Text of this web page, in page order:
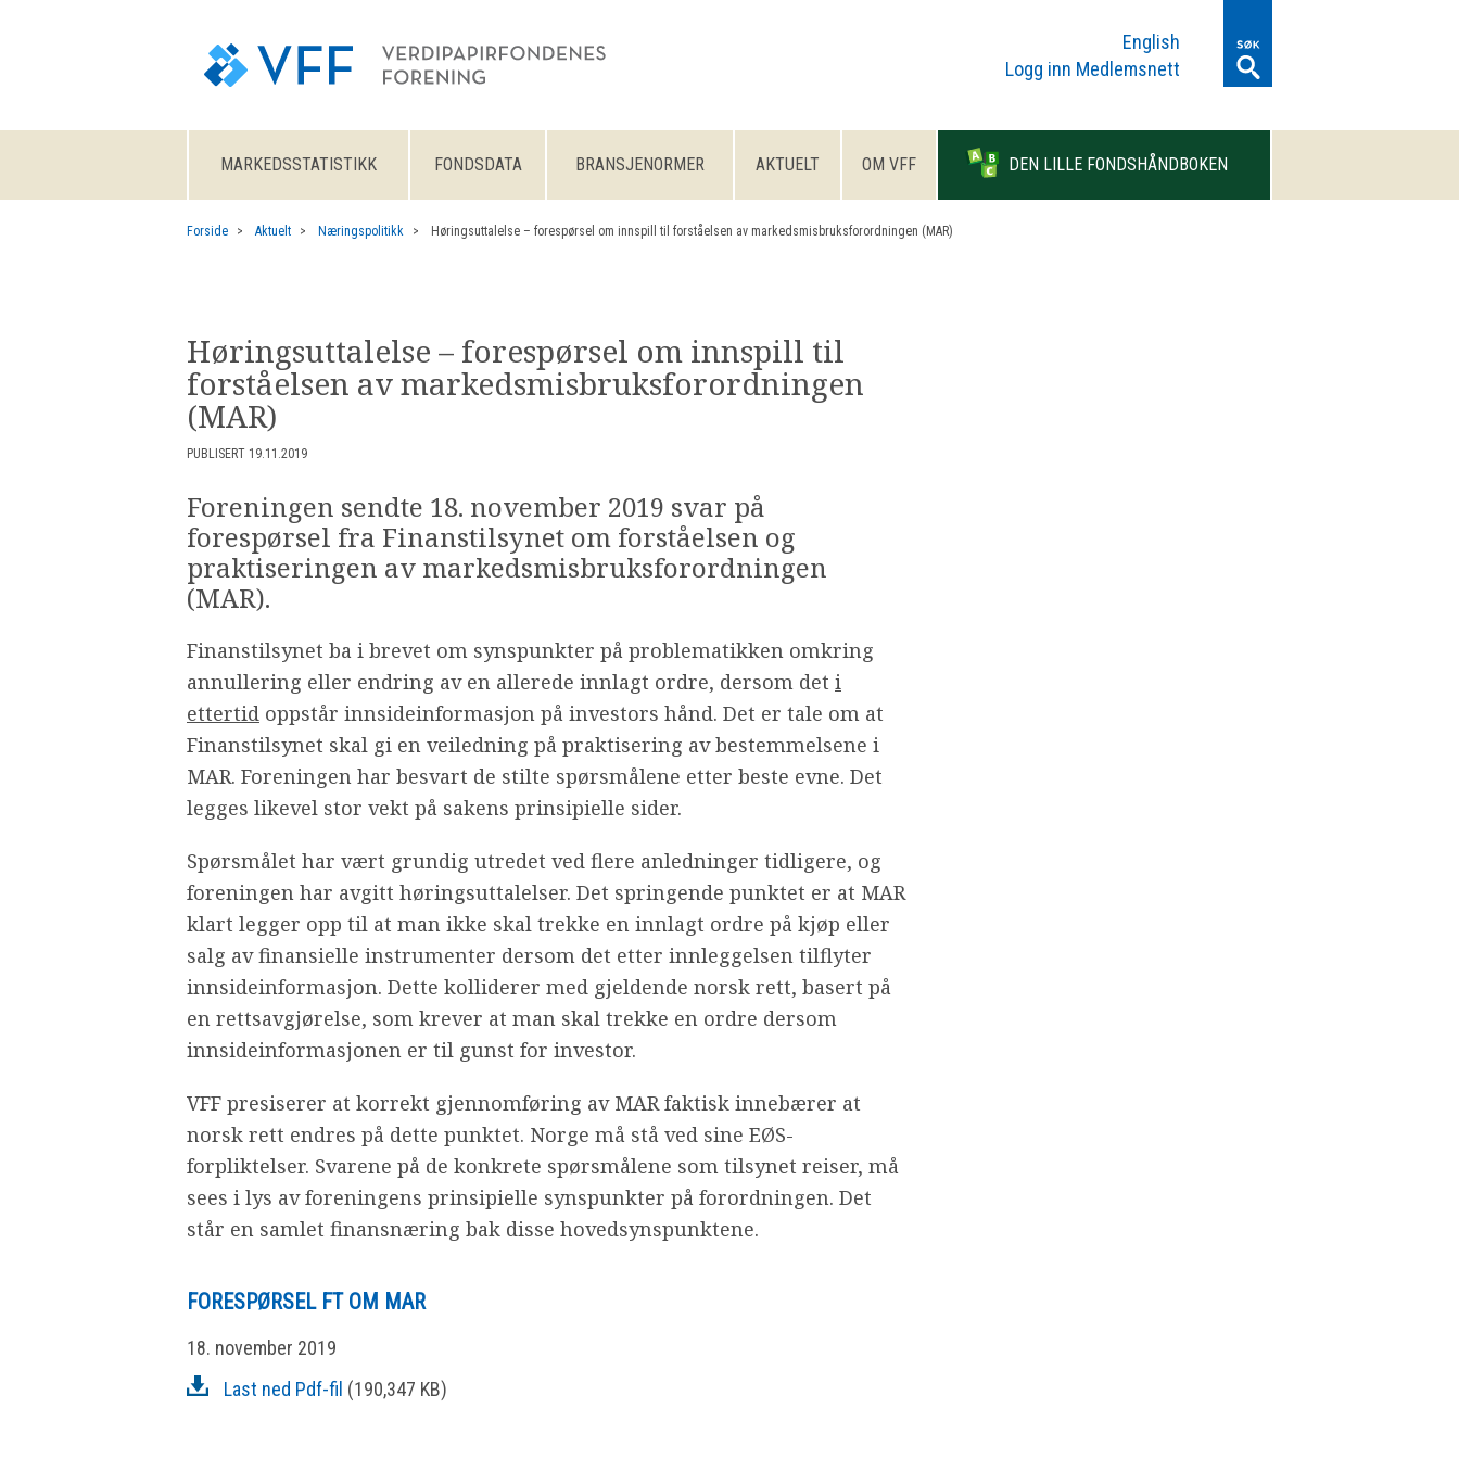
English
Logg inn Medlemsnett
MARKEDSSTATISTIKK FONDSDATA BRANSJENORMER AKTUELT OM VFF DEN LILLE FONDSHÅNDBOKEN
Forside Aktuelt Næringspolitikk ​Høringsuttalelse – forespørsel om innspill til forståelsen av markedsmisbruksforordningen (MAR)​
​Høringsuttalelse – forespørsel om innspill til
forståelsen av markedsmisbruksforordningen
(MAR)​
PUBLISERT 19.11.2019
Foreningen sendte 18. november 2019 svar på
forespørsel fra Finanstilsynet om forståelsen og
praktiseringen av markedsmisbruksforordningen
(MAR).
Finanstilsynet ba i brevet om synspunkter på problematikken omkring
annullering eller endring av en allerede innlagt ordre, dersom det i
ettertid oppstår innsideinformasjon på investors hånd. Det er tale om at
Finanstilsynet skal gi en veiledning på praktisering av bestemmelsene i
MAR. Foreningen har besvart de stilte spørsmålene etter beste evne. Det
legges likevel stor vekt på sakens prinsipielle sider.
Spørsmålet har vært grundig utredet ved flere anledninger tidligere, og
foreningen har avgitt høringsuttalelser. Det springende punktet er at MAR
klart legger opp til at man ikke skal trekke en innlagt ordre på kjøp eller
salg av finansielle instrumenter dersom det etter innleggelsen tilflyter
innsideinformasjon. Dette kolliderer med gjeldende norsk rett, basert på
en rettsavgjørelse, som krever at man skal trekke en ordre dersom
innsideinformasjonen er til gunst for investor.
VFF presiserer at korrekt gjennomføring av MAR faktisk innebærer at
norsk rett endres på dette punktet. Norge må stå ved sine EØS-
forpliktelser. Svarene på de konkrete spørsmålene som tilsynet reiser, må
sees i lys av foreningens prinsipielle synspunkter på forordningen. Det
står en samlet finansnæring bak disse hovedsynspunktene.
FORESPØRSEL FT OM MAR
18. november 2019
Last ned Pdf-fil (190,347 KB)